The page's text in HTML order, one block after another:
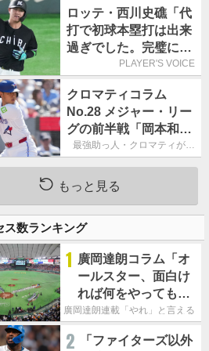
ロッテ・西川史礁「代
打で初球本塁打は出来
過ぎでした。完璧に打
てたと思います」／球
PLAYER'S VOICE
クロマティコラム
No.28 メジャー・リー
グの前半戦「岡本和真
の奮闘は誇らしいけれ
けない」
最強助っ人・クロマティが斬
る!!「日米・野球考察」
もっと見る
ス数ランキング
1 廣岡達朗コラム「オ
ールスター、面白け
れば何をやってもい
いという発想は大間
廣岡達朗連載「やれ」と言える信念
2 「ファイターズ以外